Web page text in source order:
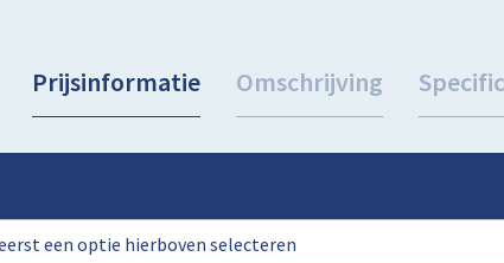
Prijsinformatie Omschrijving
een optie hierboven selecteren